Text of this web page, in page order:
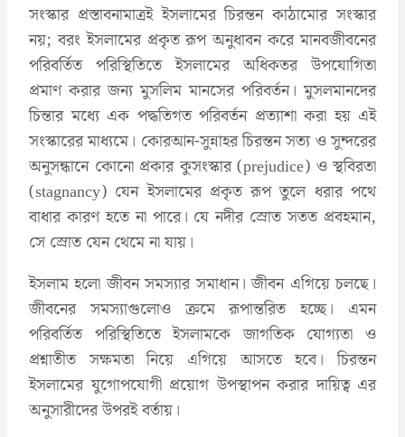
সংস্কার প্রস্তাবনামাত্রই ইসলামের চিরন্তন কাঠামোর সংস্কার
নয়; বরং ইসলামের প্রকৃত রূপ অনুধাবন করে মানবজীবনের
পরিবর্তিত পরিস্থিতিতে ইসলামের অধিকতর উপযোগিতা
প্রমাণ করার জন্য মুসলিম মানসের পরিবর্তন। মুসলমানদের
চিন্তার মধ্যে এক পদ্ধতিগত পরিবর্তন প্রত্যাশা করা হয় এই
সংস্কারের মাধ্যমে। কোরআন-সুন্নাহর চিরন্তন সত্য ও সুন্দরের
অনুসন্ধানে কোনো প্রকার কুসংস্কার (prejudice) ও স্থবিরতা
(stagnancy) যেন ইসলামের প্রকৃত রূপ তুলে ধরার পথে
বাধার কারণ হতে না পারে। যে নদীর স্রোত সতত প্রবহমান,
সে স্রোত যেন থেমে না যায়।
ইসলাম হলো জীবন সমস্যার সমাধান। জীবন এগিয়ে চলছে।
জীবনের সমস্যাগুলোও ক্রমে রূপান্তরিত হচ্ছে। এমন
পরিবর্তিত পরিস্থিতিতে ইসলামকে জাগতিক যোগ্যতা ও
প্রশ্নাতীত সক্ষমতা নিয়ে এগিয়ে আসতে হবে। চিরন্তন
ইসলামের যুগোপযোগী প্রয়োগ উপস্থাপন করার দায়িত্ব এর
অনুসারীদের উপরই বর্তায়।